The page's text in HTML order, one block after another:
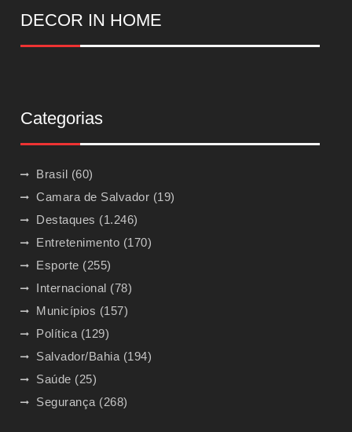
DECOR IN HOME
Categorias
Brasil (60)
Camara de Salvador (19)
Destaques (1.246)
Entretenimento (170)
Esporte (255)
Internacional (78)
Municípios (157)
Política (129)
Salvador/Bahia (194)
Saúde (25)
Segurança (268)